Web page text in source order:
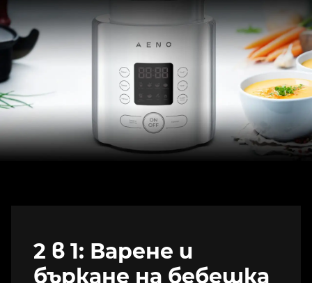
2 в 1: Варене и
бъркане на бебешка